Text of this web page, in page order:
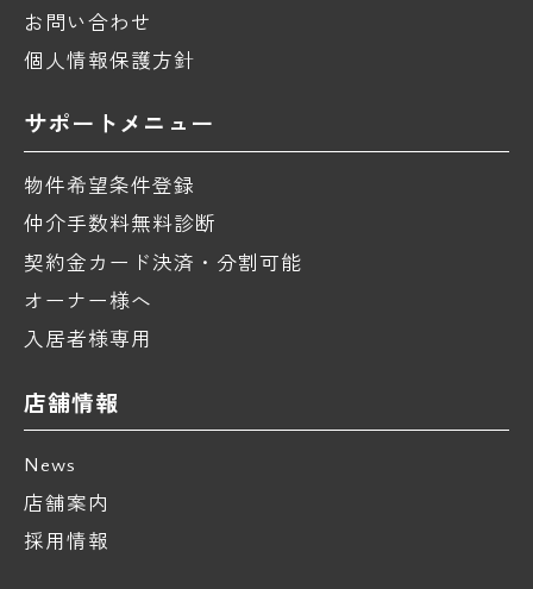
お問い合わせ
個人情報保護方針
サポートメニュー
物件希望条件登録
仲介手数料無料診断
契約金カード決済・分割可能
オーナー様へ
入居者様専用
店舗情報
News
店舗案内
採用情報